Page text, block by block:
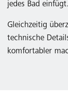
jedes Bad einfügt.
Gleichzeitig
technische
komfortabler